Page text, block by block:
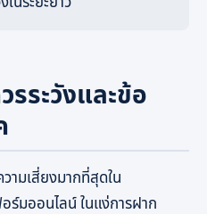
ระวังและข้อ
ามเสี่ยงมากที่สุดใน
มออนไลน์ ในแง่การฝาก